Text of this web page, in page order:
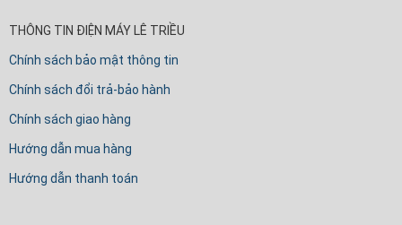
THÔNG TIN ĐIỆN MÁY LÊ TRIỀU
Chính sách bảo mật thông tin
Chính sách đổi trả-bảo hành
Chính sách giao hàng
Hướng dẫn mua hàng
Hướng dẫn thanh toán